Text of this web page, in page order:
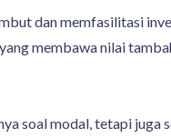
dan memfasilitasi
membawa nilai
soal modal, tetapi juga